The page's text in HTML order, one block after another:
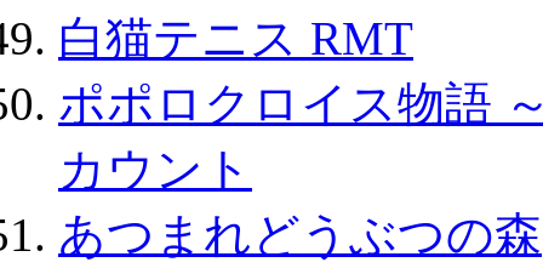
白猫テニス RMT
ポポロクロイス物語
カウント
あつまれどうぶつの森